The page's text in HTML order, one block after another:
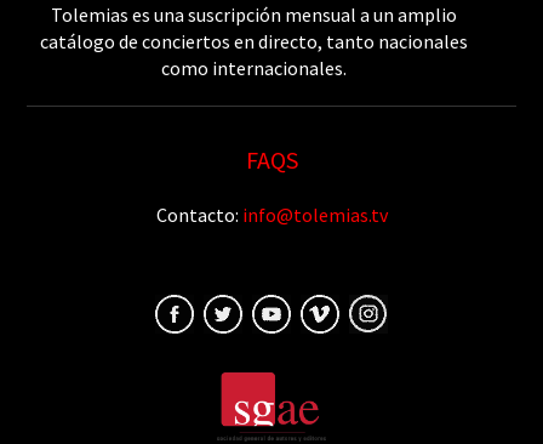
Tolemias es una suscripción mensual a un amplio
catálogo de conciertos en directo, tanto nacionales
como internacionales.
FAQS
Contacto: info@tolemias.tv